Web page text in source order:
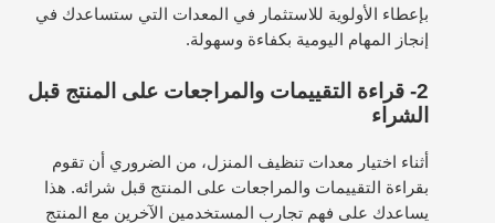
بإعطاء الأولوية للاستثمار في المعدات التي ستساعدك في
إنجاز المهام اليومية بكفاءة وسهولة.
2- قراءة التقييمات والمراجعات على المنتج قبل
الشراء
أثناء اختيار معدات تنظيف المنزل، من الضروري أن تقوم
بقراءة التقييمات والمراجعات على المنتج قبل شرائه. هذا
يساعدك على فهم تجارب المستخدمين الآخرين مع المنتج